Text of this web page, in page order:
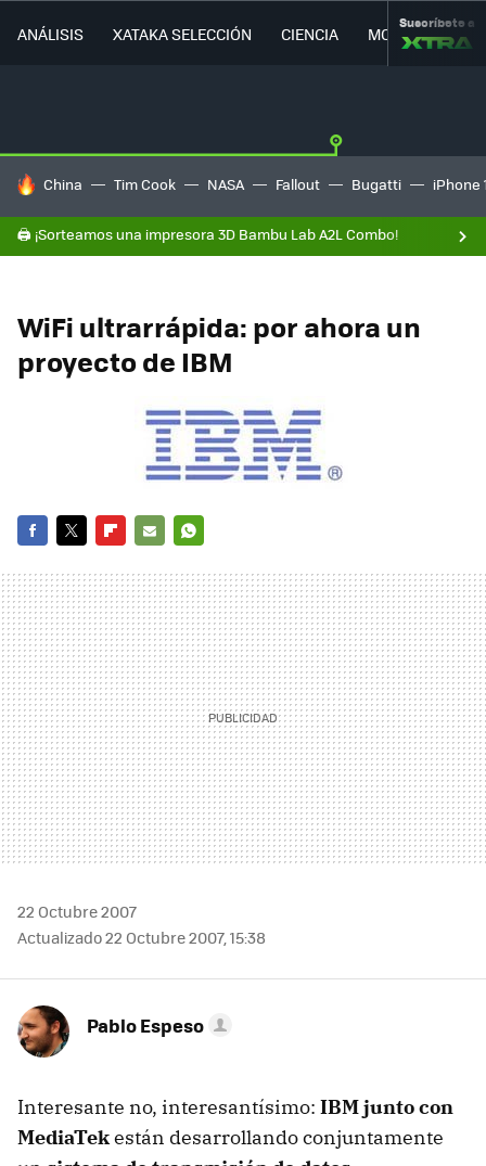
ANÁLISIS XATAKA SELECCIÓN CIENCIA MOVILIDAD
Suscríbete a
HOY SE HABLA DE
China Tim Cook NASA Fallout Bugatti iPhone
🖨️ ¡Sorteamos una impresora 3D Bambu Lab A2L Combo!
WiFi ultrarrápida: por ahora un
proyecto de IBM
MAIL
22 Octubre 2007
Actualizado 22 Octubre 2007, 15:38
Pablo Espeso
Interesante no, interesantísimo: IBM junto con
MediaTekestán desarrollando conjuntamente